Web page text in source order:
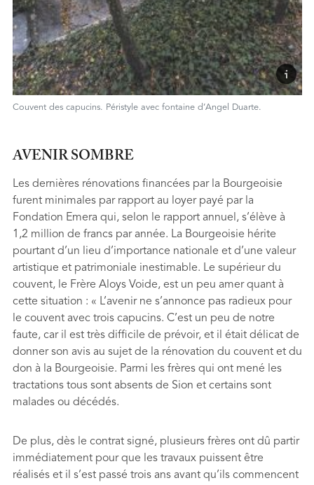
Couvent des capucins. Péristyle avec fontaine d’Angel Duarte.
AVENIR SOMBRE
Les dernières rénovations financées par la Bourgeoisie
furent minimales par rapport au loyer payé par la
Fondation Emera qui, selon le rapport annuel, s’élève à
1,2 million de francs par année. La Bourgeoisie hérite
pourtant d’un lieu d’importance nationale et d’une valeur
artistique et patrimoniale inestimable. Le supérieur du
couvent, le Frère Aloys Voide, est un peu amer quant à
cette situation : « L’avenir ne s’annonce pas radieux pour
le couvent avec trois capucins. C’est un peu de notre
faute, car il est très difficile de prévoir, et il était délicat de
donner son avis au sujet de la rénovation du couvent et du
don à la Bourgeoisie. Parmi les frères qui ont mené les
tractations tous sont absents de Sion et certains sont
malades ou décédés.
De plus, dès le contrat signé, plusieurs frères ont dû partir
immédiatement pour que les travaux puissent être
réalisés et il s’est passé trois ans avant qu’ils commencent